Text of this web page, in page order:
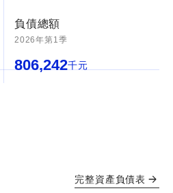
負債總額
2026年第1季
806,242千元
完整資產負債表